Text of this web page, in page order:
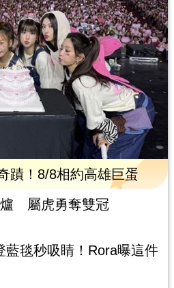
蹟！8/8相約高雄巨蛋
爐 屬虎勇奪雙冠
藍毯秒吸睛！Rora曝這件